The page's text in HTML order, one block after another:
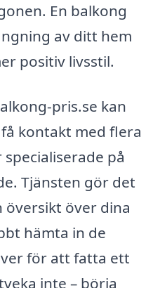
En balkong
av ditt hem
positiv livsstil.
pris.se kan
kontakt med flera
på
Tjänsten gör det
över dina
hämta in de
för att fatta ett
inte – börja